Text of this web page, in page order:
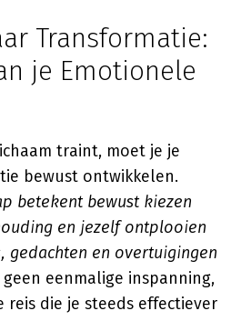
Transformatie:
je Emotionele
traint, moet je je
bewust ontwikkelen.
betekent bewust kiezen
en jezelf ontplooien
gedachten en overtuigingen
geen eenmalige inspanning,
reis die je steeds effectiever